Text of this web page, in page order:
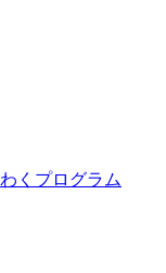
くプログラム